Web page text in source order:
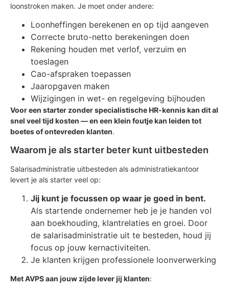
loonstroken maken. Je moet onder andere:
Loonheffingen berekenen en op tijd aangeven
Correcte bruto-netto berekeningen doen
Rekening houden met verlof, verzuim en
toeslagen
Cao-afspraken toepassen
Jaaropgaven maken
Wijzigingen in wet- en regelgeving bijhouden
Voor een starter zonder specialistische HR-kennis kan dit al
snel veel tijd kosten — en een klein foutje kan leiden tot
boetes of ontevreden klanten.
Waarom je als starter beter kunt uitbesteden
Salarisadministratie uitbesteden als administratiekantoor
levert je als starter veel op:
Jij kunt je focussen op waar je goed in bent.
Als startende ondernemer heb je je handen vol
aan boekhouding, klantrelaties en groei. Door
de salarisadministratie uit te besteden, houd jij
focus op jouw kernactiviteiten.
Je klanten krijgen professionele loonverwerking
Met AVPS aan jouw zijde lever jij klanten: